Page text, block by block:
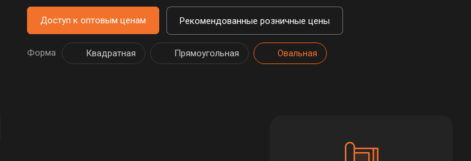
Доступ к оптовым ценам Рекомендованные розничные цены
Форма Квадратная Прямоугольная Овальная